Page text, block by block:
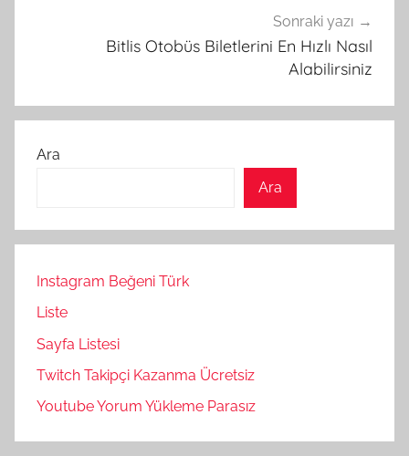
Sonraki yazı
Bitlis Otobüs Biletlerini En Hızlı Nasıl
Alabilirsiniz
Ara
Ara
Instagram Beğeni Türk
Liste
Sayfa Listesi
Twitch Takipçi Kazanma Ücretsiz
Youtube Yorum Yükleme Parasız